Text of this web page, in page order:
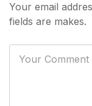
Your email
fields are makes.